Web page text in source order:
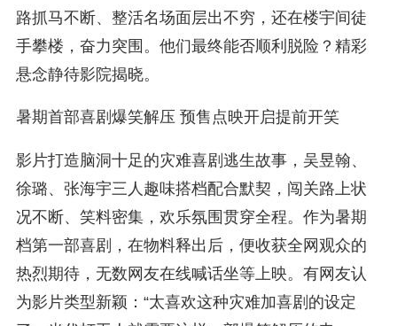
路抓马不断、整活名场面层出不穷，还在楼宇间徒
手攀楼，奋力突围。他们最终能否顺利脱险？精彩
悬念静待影院揭晓。
暑期首部喜剧爆笑解压 预售点映开启提前开笑
影片打造脑洞十足的灾难喜剧逃生故事，吴昱翰、
徐璐、张海宇三人趣味搭档配合默契，闯关路上状
况不断、笑料密集，欢乐氛围贯穿全程。作为暑期
档第一部喜剧，在物料释出后，便收获全网观众的
热烈期待，无数网友在线喊话坐等上映。有网友认
为影片类型新颖：“太喜欢这种灾难加喜剧的设定